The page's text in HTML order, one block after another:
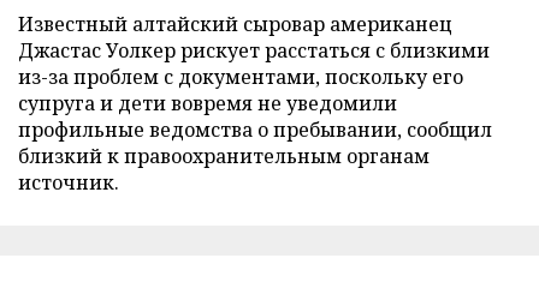
Известный алтайский сыровар американец
Джастас Уолкер рискует расстаться с близкими
из-за проблем с документами, поскольку его
супруга и дети вовремя не уведомили
профильные ведомства о пребывании, сообщил
близкий к правоохранительным органам
источник.